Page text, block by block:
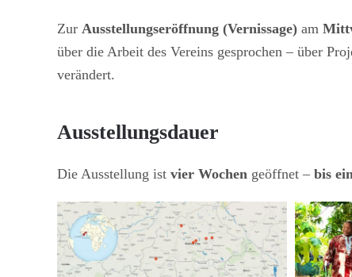
Zur Ausstellungseröffnung (Vernissage) am
über die Arbeit des Vereins gesprochen – über
verändert.
Ausstellungsdauer
Die Ausstellung ist vier Wochen geöffnet – bis